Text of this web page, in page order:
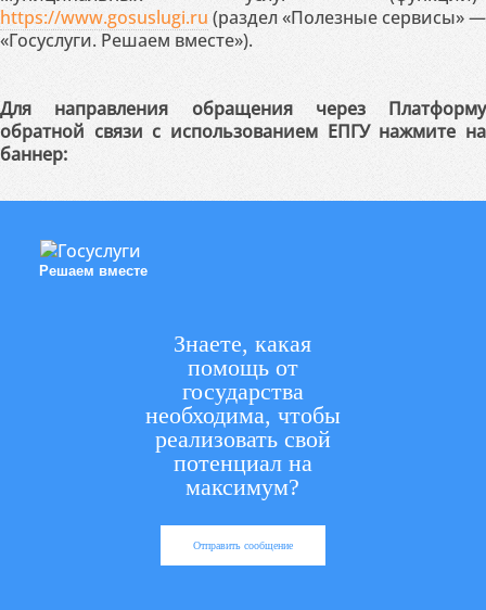
https://www.gosuslugi.ru (раздел «Полезные сервисы» —
«Госуслуги. Решаем вместе»).
Для направления обращения через Платформу
обратной связи с использованием ЕПГУ нажмите на
баннер:
Решаем вместе
Знаете, какая
помощь от
государства
необходима, чтобы
реализовать свой
потенциал на
максимум?
Отправить сообщение